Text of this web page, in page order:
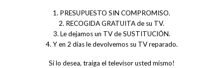
1. PRESUPUESTO SIN COMPROMISO.
2. RECOGIDA GRATUITA de su TV.
3. Le dejamos un TV de SUSTITUCIÓN.
4. Y en 2 días le devolvemos su TV reparado.
Si lo desea, traiga el televisor usted mismo!